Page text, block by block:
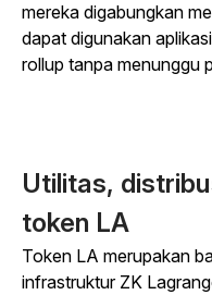
mereka digabungkan
dapat digunakan
rollup tanpa menunggu
Utilitas,
token LA
Token LA merupakan
infrastruktur ZK